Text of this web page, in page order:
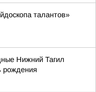
талантов»
Нижний Тагил
рождения